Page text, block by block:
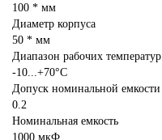
100 * мм
Диаметр корпуса
50 * мм
Диапазон рабочих температур
-10...+70°С
Допуск номинальной емкости
0.2
Номинальная емкость
1000 мкФ